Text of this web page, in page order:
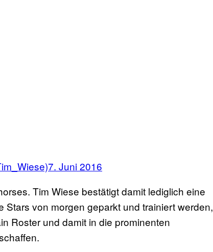
7. Juni 2016
Tim Wiese bestätigt damit lediglich eine
von morgen geparkt und trainiert werden,
Roster und damit in die prominenten